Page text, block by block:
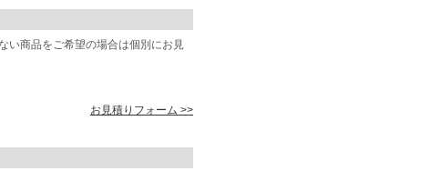
い商品をご希望の場合は個別にお見
お見積りフォーム >>